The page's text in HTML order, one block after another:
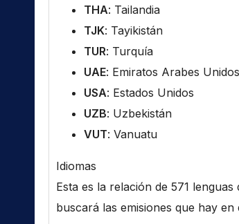
THA: Tailandia
TJK: Tayikistán
TUR: Turquía
UAE: Emiratos Arabes Unidos
USA: Estados Unidos
UZB: Uzbekistán
VUT: Vanuatu
Idiomas
Esta es la relación de 571
buscará las emisiones que hay en